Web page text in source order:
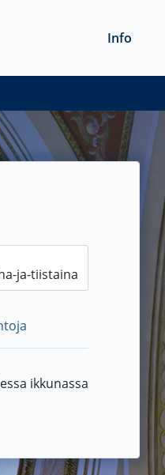
Info
ikkunassa